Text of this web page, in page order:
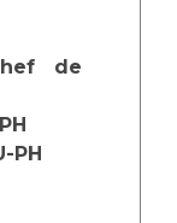
de
PH